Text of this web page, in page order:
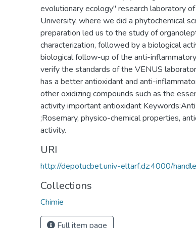
evolutionary ecology" research laboratory
University, where we did a phytochemical
preparation led us to the study of
characterization, followed by a biological
biological follow-up of the anti-
verify the standards of the VENUS
has a better antioxidant and anti-
other oxidizing compounds such as the
activity important antioxidant
;Rosemary, physico-chemical properties,
activity.
URI
http://depotucbet.univ-eltarf.dz:4000/
Collections
Chimie
Full item page